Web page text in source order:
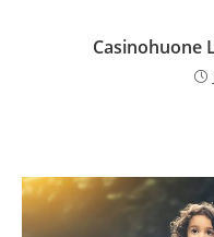
Casinohuone